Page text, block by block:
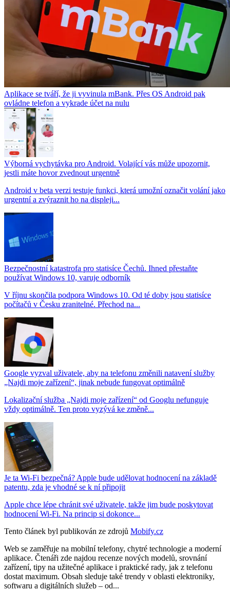
Aplikace se tváří, že ji vyvinula mBank. Přes OS Android pak
ovládne telefon a vykrade účet na nulu
Výborná vychytávka pro Android. Volající vás může upozornit,
jestli máte hovor zvednout urgentně
Android v beta verzi testuje funkci, která umožní označit volání jako
urgentní a zvýraznit ho na displeji...
Bezpečnostní katastrofa pro statisíce Čechů. Ihned přestaňte
používat Windows 10, varuje odborník
V říjnu skončila podpora Windows 10. Od té doby jsou statisíce
počítačů v Česku zranitelné. Přechod na...
Google vyzval uživatele, aby na telefonu změnili natavení služby
„Najdi moje zařízení“, jinak nebude fungovat optimálně
Lokalizační služba „Najdi moje zařízení“ od Googlu nefunguje
vždy optimálně. Ten proto vyzývá ke změně...
Je ta Wi-Fi bezpečná? Apple bude udělovat hodnocení na základě
patentu, zda je vhodné se k ní připojit
Apple chce lépe chránit své uživatele, takže jim bude poskytovat
hodnocení Wi-Fi. Na princip si dokonce...
Tento článek byl publikován ze zdrojů Mobify.cz
Web se zaměřuje na mobilní telefony, chytré technologie a moderní
aplikace. Čtenáři zde najdou recenze nových modelů, srovnání
zařízení, tipy na užitečné aplikace i praktické rady, jak z telefonu
dostat maximum. Obsah sleduje také trendy v oblasti elektroniky,
softwaru a digitálních služeb – od...